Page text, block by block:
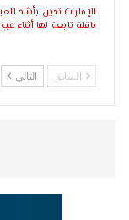
الإمارات تدين بأشد
ناقلة تابعة لها أثناء
السابق التالي